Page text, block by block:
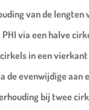
van de
PHI via een halve
in een
de evenwijdige aan
bij twee